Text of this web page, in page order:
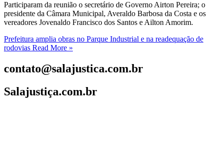
Participaram da reunião o secretário de Governo Airton Pereira; o
presidente da Câmara Municipal, Averaldo Barbosa da Costa e os
vereadores Jovenaldo Francisco dos Santos e Ailton Amorim.
Prefeitura amplia obras no Parque Industrial e na readequação de
rodovias Read More »
contato@salajustica.com.br
Salajustiça.com.br